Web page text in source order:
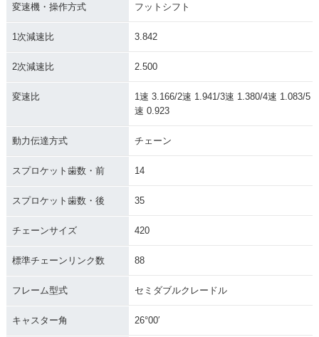
変速機・操作方式 フットシフト
1次減速比 3.842
2次減速比 2.500
変速比
1速 3.166/2速 1.941/3速 1.380/4速 1.083/5
速 0.923
動力伝達方式 チェーン
スプロケット歯数・前 14
スプロケット歯数・後 35
チェーンサイズ 420
標準チェーンリンク数 88
フレーム型式 セミダブルクレードル
キャスター角 26°00′